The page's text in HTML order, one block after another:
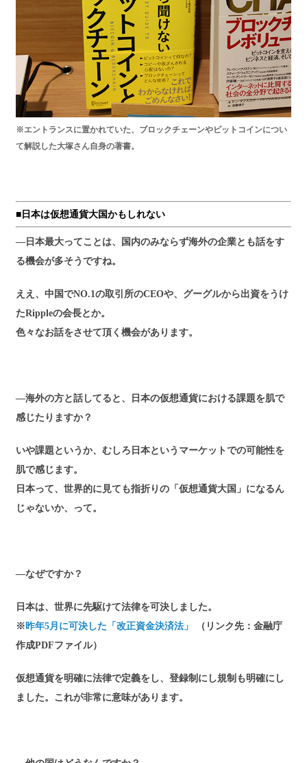
※エントランスに置かれていた、ブロックチェーンやビットコインについ
て解説した大塚さん自身の著書。
■日本は仮想通貨大国かもしれない
―日本最大ってことは、国内のみならず海外の企業とも話をす
る機会が多そうですね。
ええ、中国でNO.1の取引所のCEOや、グーグルから出資をうけ
たRippleの会長とか。
色々なお話をさせて頂く機会があります。
―海外の方と話してると、日本の仮想通貨における課題を肌で
感じたりますか？
いや課題というか、むしろ日本というマーケットでの可能性を
肌で感じます。
日本って、世界的に見ても指折りの「仮想通貨大国」になるん
じゃないか、って。
―なぜですか？
日本は、世界に先駆けて法律を可決しました。
※昨年5月に可決した「改正資金決済法」
（リンク先：金融庁
作成PDFファイル）
仮想通貨を明確に法律で定義をし、登録制にし規制も明確にし
ました。これが非常に意味があります。